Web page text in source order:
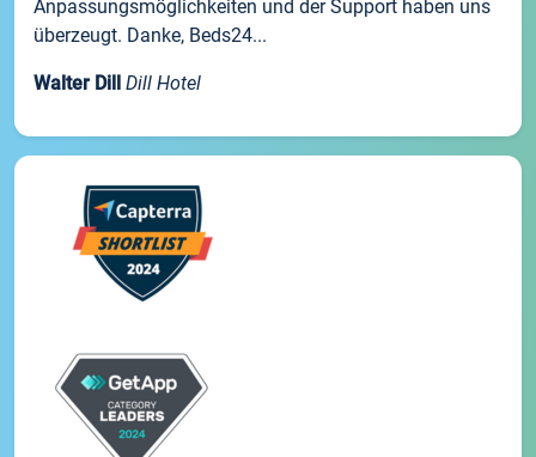
Anpassungsmöglichkeiten und der Support haben uns
überzeugt. Danke, Beds24...
Walter Dill Dill Hotel